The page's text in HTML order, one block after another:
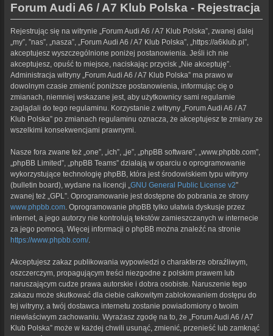
Forum Audi A6 / A7 Klub Polska - Rejestracja
Rejestrując się na witrynie „Forum Audi A6 / A7 Klub Polska”, zwanej dalej
„my”, ”nas”, „nasza”, „Forum Audi A6 / A7 Klub Polska”, „https://a6klub.pl”,
akceptujesz wyszczególnione poniżej postanowienia. Jeśli ich nie
akceptujesz, opuść to miejsce, naciskając przycisk „Nie akceptuję”.
Administracja witryny „Forum Audi A6 / A7 Klub Polska” ma prawo w
dowolnym czasie zmienić poniższe postanowienia, informując cię o
zmianach, niemniej wskazane jest, aby użytkownicy sami regularnie
zaglądali do tego regulaminu. Korzystanie z witryny „Forum Audi A6 / A7
Klub Polska” po zmianach regulaminu oznacza, że akceptujesz te zmiany ze
wszelkimi konsekwencjami prawnymi.
Nasze fora zwane też „one”, „ich”, „je”, „phpBB software”, „www.phpbb.com”,
„phpBB Limited”, „phpBB Teams” działają w oparciu o oprogramowanie
wykorzystujące technologię phpBB, która jest środowiskiem typu witryny
(bulletin board), wydane na licencji „ GNU General Public License v2”
zwanej też „GPL”. Oprogramowanie jest dostępne do pobrania ze strony
www.phpbb.com . Oprogramowanie phpBB tylko ułatwia dyskusje przez
internet, a jego autorzy nie kontrolują tekstów zamieszczanych w internecie
za jego pomocą. Więcej informacji o phpBB można znaleźć na stronie
https://www.phpbb.com/.
Akceptujesz zakaz publikowania wypowiedzi o charakterze obraźliwym,
oszczerczym, propagującym treści niezgodne z polskim prawem lub
naruszającym cudze prawa autorskie i dobra osobiste. Naruszenie tego
zakazu może skutkować dla ciebie całkowitym zablokowaniem dostępu do
tej witryny, a twój dostawca internetu zostanie powiadomiony o twoim
niewłaściwym zachowaniu. Wyrażasz zgodę na to, że „Forum Audi A6 / A7
Klub Polska” może w każdej chwili usunąć, zmienić, przenieść lub zamknąć